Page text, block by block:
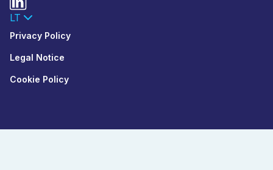
LT
Privacy Policy
Legal Notice
Cookie Policy